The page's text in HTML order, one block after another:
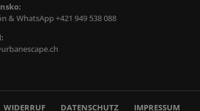
& WhatsApp +421 949 538 088
WIDERRUF DATENSCHUTZ IMPRESSUM